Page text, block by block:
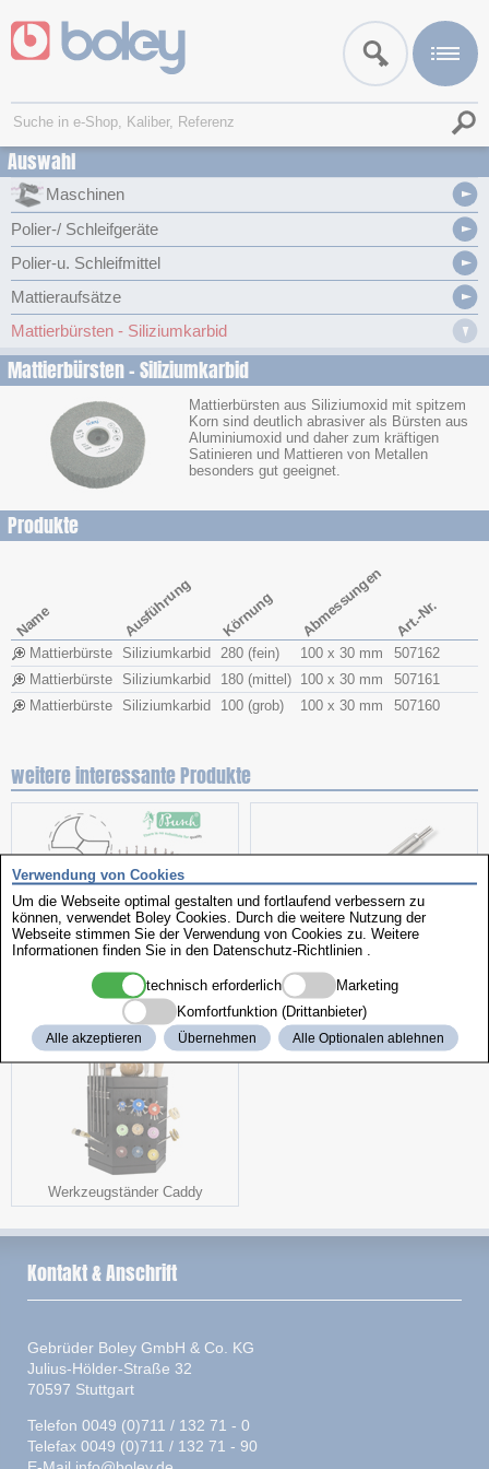
Auswahl
Maschinen
Polier-/ Schleifgeräte
Polier-u. Schleifmittel
Mattieraufsätze
Mattierbürsten - Siliziumkarbid
Mattierbürsten - Siliziumkarbid
Mattierbürsten aus Siliziumoxid mit spitzem
Korn sind deutlich abrasiver als Bürsten aus
Aluminiumoxid und daher zum kräftigen
Satinieren und Mattieren von Metallen
besonders gut geeignet.
Produkte
Name Ausführung Körnung Abmessungen Art.-Nr.
Mattierbürste Siliziumkarbid 280 (fein) 100 x 30 mm
507162
Mattierbürste
Siliziumkarbid 180 (mittel) 100 x 30 mm
507161
Mattierbürste
Siliziumkarbid 100 (grob) 100 x 30 mm 507160
weitere interessante Produkte
Spiralbohrer Gebogen
Werkzeugständer Caddy
Verwendung von Cookies
Um die Webseite optimal gestalten und fortlaufend verbessern zu
können, verwendet Boley Cookies. Durch die weitere Nutzung der
Webseite stimmen Sie der Verwendung von Cookies zu. Weitere
Informationen finden Sie in den Datenschutz-Richtlinien
technisch erforderlich
Marketing
Komfortfunktion (Drittanbieter)
Alle akzeptieren Übernehmen Alle Optionalen ablehnen
Kontakt & Anschrift
Gebrüder Boley GmbH & Co. KG
Julius-Hölder-Straße 32
70597 Stuttgart
Telefon 0049 (0)711 / 132 71 - 0
Telefax 0049 (0)711 / 132 71 - 90